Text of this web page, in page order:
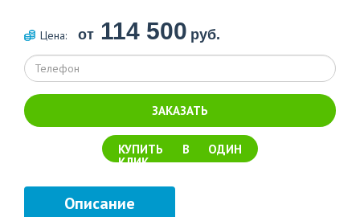
Цена: от 114 500 руб.
ЗАКАЗАТЬ
КУПИТЬ В ОДИН
КЛИК
Описание